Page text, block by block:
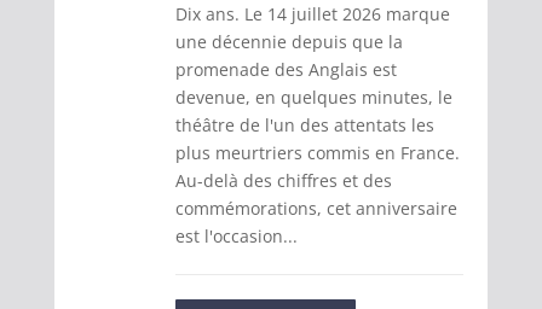
Dix ans. Le 14 juillet 2026 marque
une décennie depuis que la
promenade des Anglais est
devenue, en quelques minutes, le
théâtre de l'un des attentats les
plus meurtriers commis en France.
Au-delà des chiffres et des
commémorations, cet anniversaire
est l'occasion...